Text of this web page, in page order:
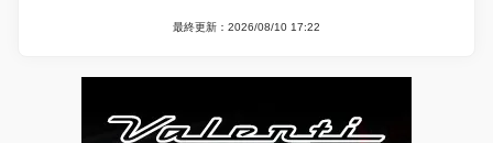
最終更新：2026/08/10 17:22